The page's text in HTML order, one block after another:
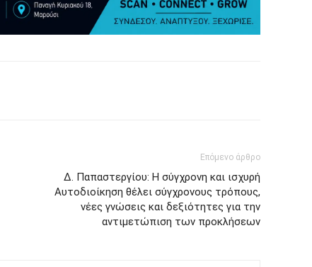
Επόμενο άρθρο
Δ. Παπαστεργίου: Η σύγχρονη και ισχυρή
Αυτοδιοίκηση θέλει σύγχρονους τρόπους,
νέες γνώσεις και δεξιότητες για την
αντιμετώπιση των προκλήσεων